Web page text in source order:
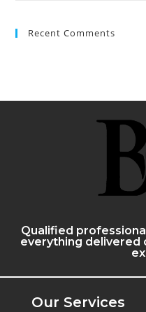
Recent Comments
Qualified
everything delivered
Our Services